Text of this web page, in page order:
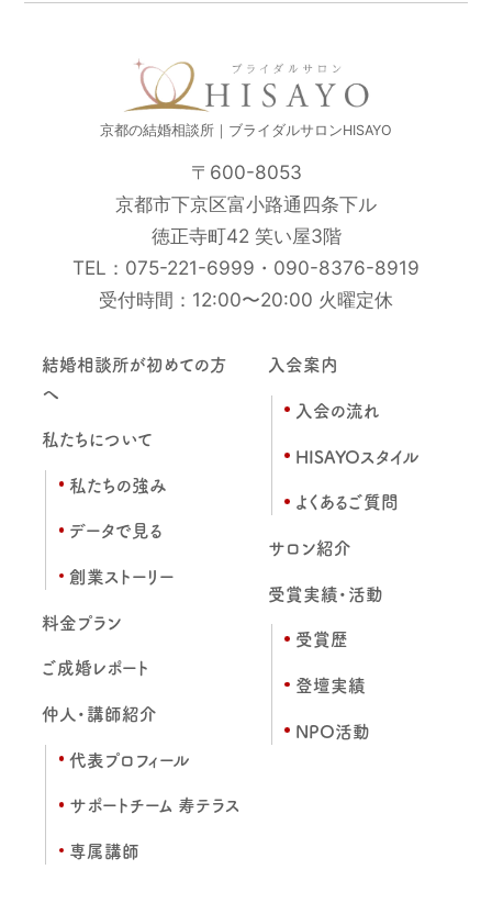
京都の結婚相談所｜ブライダルサロンHISAYO
〒600-8053
京都市下京区富小路通四条下ル
徳正寺町42 笑い屋3階
TEL： 075-221-6999 ・ 090-8376-8919
受付時間：12:00〜20:00 火曜定休
結婚相談所が初めての方
へ
私たちについて
私たちの強み
データで見る
創業ストーリー
料金プラン
ご成婚レポート
仲人・講師紹介
代表プロフィール
サポートチーム 寿テラス
専属講師
入会案内
入会の流れ
HISAYOスタイル
よくあるご質問
サロン紹介
受賞実績・活動
受賞歴
登壇実績
NPO活動